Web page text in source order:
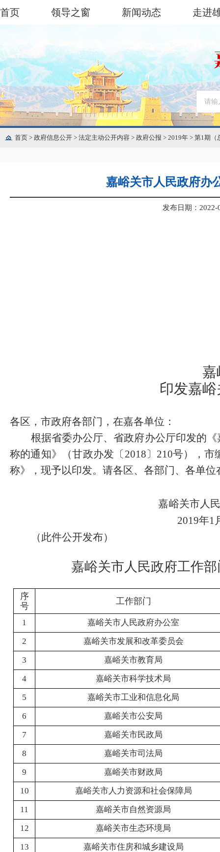
首页 领导之窗 新闻动态 走进
首页 > 政府信息公开 > 法定主动公开内容 > 政府公报 > 2019年 > 第1期（
嘉峪关市人民政府办
发布日期：2022-
嘉
印发嘉
各区，市政府各部门，在嘉各单位：
根据省委办公厅、省政府办公厅印发的 《
称的通知》（甘政办发 〔 2018〕 210号） ， 市
称》
，现予以印发。请各区、 各部门、各单位
嘉峪关市人
2019年1
（此件公开发布）
嘉峪关市人民政府工作
序
号
工作部门
1
嘉峪关市人民政府办公室
2
嘉峪关市发展和改革委员会
3
嘉峪关市教育局
4
嘉峪关市科学技术局
5
嘉峪关市工业和信息化局
6
嘉峪关市公安局
7
嘉峪关市民政局
8
嘉峪关市司法局
9
嘉峪关市财政局
10
嘉峪关市人力资源和社会保障局
11
嘉峪关市自然资源局
12
嘉峪关市生态环境局
13
嘉峪关市住房和城乡建设局